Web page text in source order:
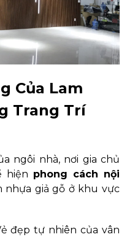
Của Lam
Trang Trí
ngôi nhà, nơi gia chủ
hiện phong cách nội
nhựa giả gỗ ở khu vực
đẹp tự nhiên của vân